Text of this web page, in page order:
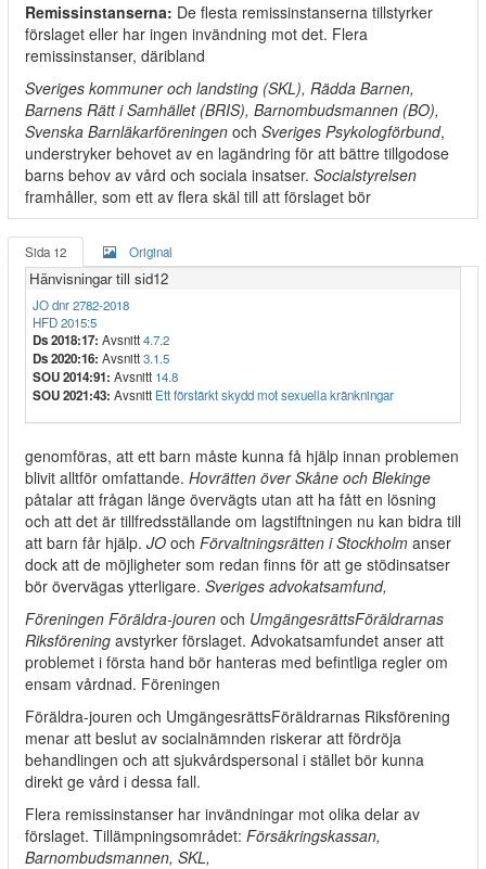
Remissinstanserna: De flesta remissinstanserna tillstyrker
förslaget eller har ingen invändning mot det. Flera
remissinstanser, däribland
Sveriges kommuner och landsting (SKL), Rädda Barnen,
Barnens Rätt i Samhället (BRIS), Barnombudsmannen (BO),
Svenska Barnläkarföreningen och Sveriges Psykologförbund,
understryker behovet av en lagändring för att bättre tillgodose
barns behov av vård och sociala insatser. Socialstyrelsen
framhåller, som ett av flera skäl till att förslaget bör
Sida 12 Original
Hänvisningar till sid12
JO dnr 2782-2018
HFD 2015:5
Ds 2018:17: Avsnitt4.7.2
Ds 2020:16: Avsnitt3.1.5
SOU 2014:91: Avsnitt 14.8
SOU 2021:43: Avsnitt Ett förstärkt skydd mot sexuella kränkningar
genomföras, att ett barn måste kunna få hjälp innan problemen
blivit alltför omfattande. Hovrätten över Skåne och Blekinge
påtalar att frågan länge övervägts utan att ha fått en lösning
och att det är tillfredsställande om lagstiftningen nu kan bidra till
att barn får hjälp. JO och Förvaltningsrätten i Stockholm anser
dock att de möjligheter som redan finns för att ge stödinsatser
bör övervägas ytterligare. Sveriges advokatsamfund,
Föreningen Föräldra-jouren och UmgängesrättsFöräldrarnas
Riksförening avstyrker förslaget. Advokatsamfundet anser att
problemet i första hand bör hanteras med befintliga regler om
ensam vårdnad. Föreningen
Föräldra-jouren och UmgängesrättsFöräldrarnas Riksförening
menar att beslut av socialnämnden riskerar att fördröja
behandlingen och att sjukvårdspersonal i stället bör kunna
direkt ge vård i dessa fall.
Flera remissinstanser har invändningar mot olika delar av
förslaget. Tillämpningsområdet: Försäkringskassan,
Barnombudsmannen, SKL,